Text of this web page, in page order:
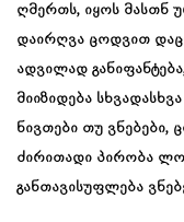
ღმერთს, იყოს მასთნ
დაირღვა ცოდვით
ადვილად
მიიზიდება
ნივთები თუ ვნებები,
ძირითადი პირობა
განთავისუფლება